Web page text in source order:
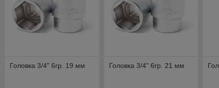
Головка 3/4" 6гр. 19 мм Головка 3/4" 6гр. 21 мм